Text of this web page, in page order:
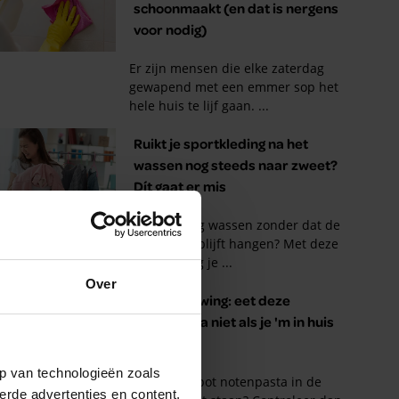
Over
van technologieën zoals
advertenties en content,